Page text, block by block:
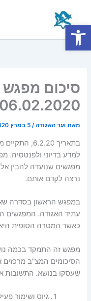
סיכום מפגש
06.02.2020
מאת ועד האגודה/5 במרץ 2020
בתאריך
למדע בדיוני ולפנטסיה.
מפגשים שנועדה להבין
נרצה לקדם אותם.
במפגש הראשון בסדרה
עתיד האגודה. המפגשים
כאשר המטרה הסופית היא
מפגש זה התמקד בכמה
הסיכומים המצ"ב
שעסקו בנושא. התשובות
גיוס ושימור
פתח סרגל נגישות